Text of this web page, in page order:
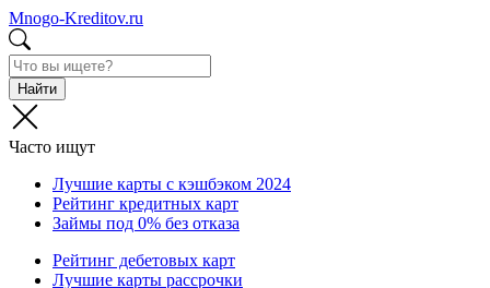
Mnogo-Kreditov.ru
Найти
Часто ищут
Лучшие карты с кэшбэком 2024
Рейтинг кредитных карт
Займы под 0% без отказа
Рейтинг дебетовых карт
Лучшие карты рассрочки